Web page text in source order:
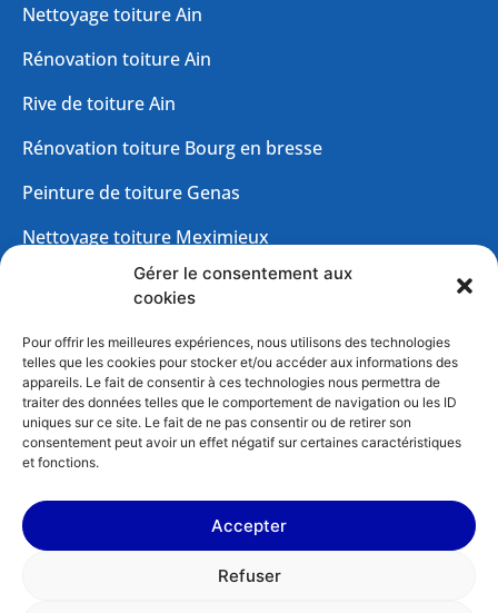
Gérer le consentement aux
cookies
Pour offrir les meilleures expériences, nous utilisons des technologies
telles que les cookies pour stocker et/ou accéder aux informations des
appareils. Le fait de consentir à ces technologies nous permettra de
traiter des données telles que le comportement de navigation ou les ID
uniques sur ce site. Le fait de ne pas consentir ou de retirer son
consentement peut avoir un effet négatif sur certaines caractéristiques
et fonctions.
Accepter
Refuser
Nettoyage toiture Ain
Rénovation toiture Ain
Rive de toiture Ain
Rénovation toiture Bourg en bresse
Peinture de toiture Genas
Nettoyage toiture Meximieux
Nettoyage toiture Villefranche sur saone
Nettoyage toiture Meyzieu
Nettoyage toiture 01
Nettoyage toiture Viriat
Démoussage toiture Meximieux
Démoussage toiture Champagne-au-mont-d’or
Contactez-nous
200 RTE De Trevoux 01600 Saint-Didier-de-
Formans
contact@marcqdescompagnons.fr